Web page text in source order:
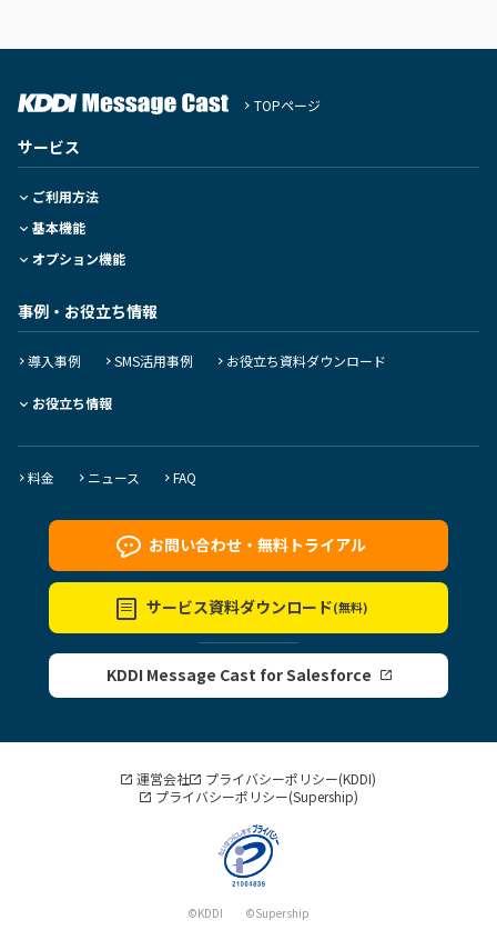
TOPページ
サービス
ご利用方法
基本機能
オプション機能
事例・お役立ち情報
導入事例 SMS活用事例 お役立ち資料ダウンロード
お役立ち情報
料金 ニュース FAQ
お問い合わせ・ 無料トライアル
サービス資料ダウンロード(無料)
KDDI Message Cast for Salesforce
運営会社
プライバシーポリシー(KDDI)
プライバシーポリシー(Supership)
©KDDI ©Supership